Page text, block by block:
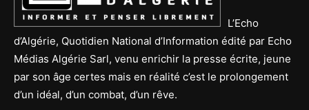
L’Echo
d’Algérie, Quotidien National d’Information édité par Echo
Médias Algérie Sarl, venu enrichir la presse écrite, jeune
par son âge certes mais en réalité c’est le prolongement
d’un idéal, d’un combat, d’un rêve.